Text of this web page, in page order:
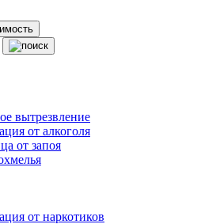
вытрезвление
от алкоголя
от запоя
от наркотиков